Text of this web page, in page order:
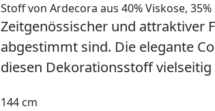
Stoff von Ardecora aus 40% Viskose, 35%
Zeitgenössischer und attraktiver
abgestimmt sind. Die elegante
diesen Dekorationsstoff vielseitig
144 cm